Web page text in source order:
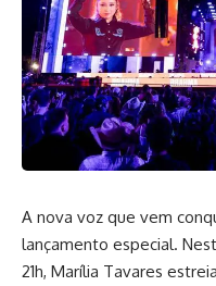
A nova voz que vem
lançamento especial.
21h, Marília Tavares